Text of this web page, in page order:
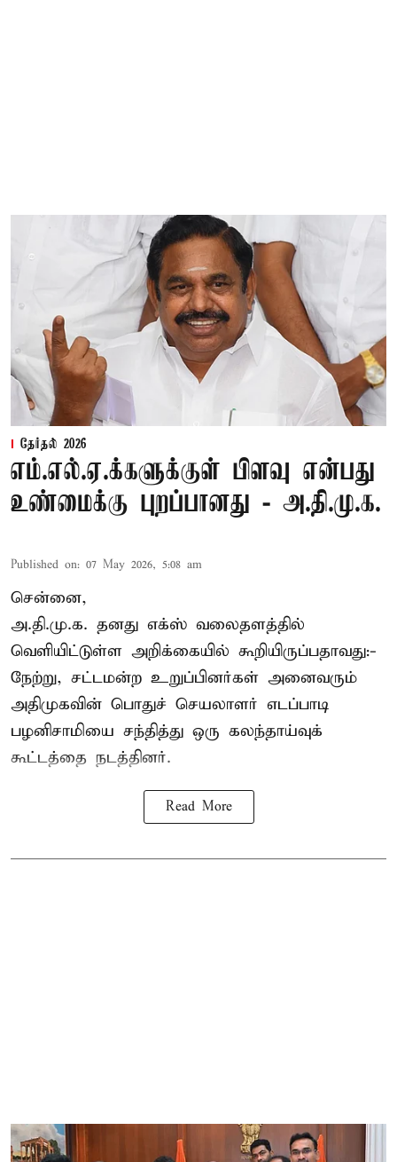
தேர்தல் 2026
எம்.எல்.ஏ.க்களுக்குள் பிளவு என்பது
உண்மைக்கு புறப்பானது - அ.தி.மு.க.
Published on: 07 May 2026, 5:08 am
சென்னை,
அ.தி.மு.க. தனது எக்ஸ் வலைதளத்தில்
வெளியிட்டுள்ள அறிக்கையில் கூறியிருப்பதாவது:-
நேற்று, சட்டமன்ற உறுப்பினர்கள் அனைவரும்
அதிமுகவின் பொதுச் செயலாளர் எடப்பாடி
பழனிசாமியை சந்தித்து ஒரு கலந்தாய்வுக்
கூட்டத்தை நடத்தினர்.
Read More